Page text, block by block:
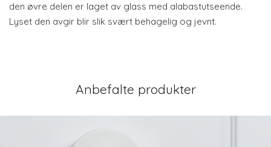
den øvre delen er laget av glass med alabastutseende.
Lyset den avgir blir slik svært behagelig og jevnt.
Anbefalte produkter